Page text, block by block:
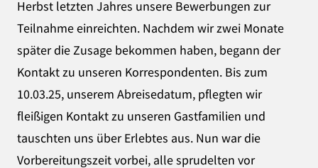
Herbst letzten Jahres unsere Bewerbungen zur
Teilnahme einreichten. Nachdem wir zwei Monate
später die Zusage bekommen haben, begann der
Kontakt zu unseren Korrespondenten. Bis zum
10.03.25, unserem Abreisedatum, pflegten wir
fleißigen Kontakt zu unseren Gastfamilien und
tauschten uns über Erlebtes aus. Nun war die
Vorbereitungszeit vorbei, alle sprudelten vor